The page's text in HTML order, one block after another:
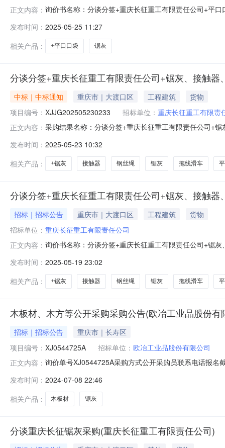
正文内容： 询价书名称：分谈分签+重庆长征重工有限责任公司+平
间：2025-05-2710:00允许部分物料报价：是附加费（
发布时间： 2025-05-25 11:27
相关产品：
+平口口袋 锯灰
分谈分签+重庆长征重工有限责任公司+锯灰、接触
中标｜中标通知 重庆市｜大渡口区 工程建筑
货物
项目编号： XJJG202505230233 招标单位： 重庆长征重工有限责
正文内容： 采购结果名称：分谈分签+重庆长征重工有限责任公司+
XYFA202505191418签约类型：合同采购方式：询价采
发布时间： 2025-05-23 10:32
相关产品：
+锯灰 接触器 钢丝绳 锯灰 拖线滑车
分谈分签+重庆长征重工有限责任公司+锯灰、接触
招标｜招标公告 重庆市｜大渡口区 工程建筑
货物
招标单位： 重庆长征重工有限责任公司
正文内容： 询价书名称：分谈分签+重庆长征重工有限责任公司+锯
317462210车床顶尖CK6125060°件2025-05-
发布时间： 2025-05-19 23:02
相关产品：
+锯灰 接触器 钢丝绳 锯灰 拖线滑车
木板材、木方等公开采购采购公告(欧冶工业品股份有
招标｜招标公告
重庆市｜长寿区
项目编号： XJ0544725A 招标单位： 欧冶工业品股份有限公司
正文内容： 询价单号XJ0544725A采购方式公开采购员联系电话报
淡黄色;应用:连铸开浇及换包作业时结晶器内防钢水飞溅
发布时间： 2024-07-08 22:46
相关产品：
木板材 锯灰
分谈重庆长征锯灰采购(重庆长征重工有限责任公司)